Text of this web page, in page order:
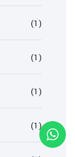
(1)
(1)
(1)
(1)